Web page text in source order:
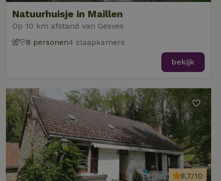
Natuurhuisje in Maillen
Op 10 km afstand van Gesves
8 personen4 slaapkamers
bekijk
8,7/10